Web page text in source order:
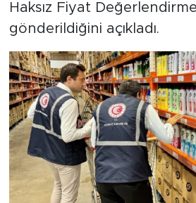
Haksız Fiyat
gönderildiğini açıkladı.